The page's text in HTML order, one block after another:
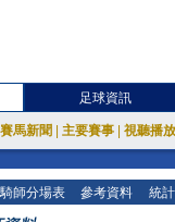
足球資訊
賽馬新聞 主要賽事 視聽播
騎師分場表 參考資料 統